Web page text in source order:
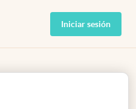
Iniciar sesión